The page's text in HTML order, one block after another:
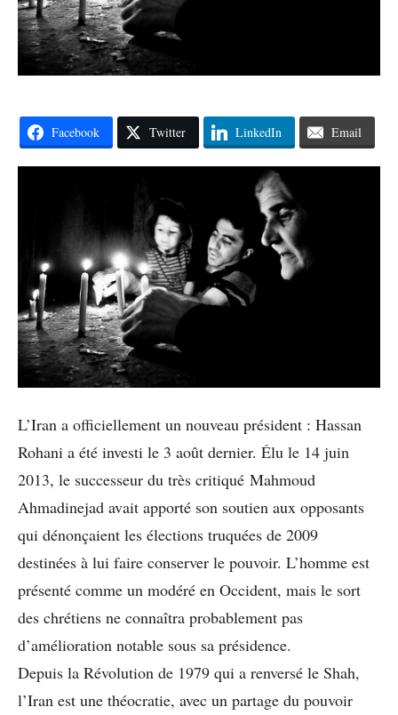
Facebook Twitter LinkedIn Email
L’Iran a officiellement un nouveau président : Hassan
Rohani a été investi le 3 août dernier. Élu le 14 juin
2013, le successeur du très critiqué Mahmoud
Ahmadinejad avait apporté son soutien aux opposants
qui dénonçaient les élections truquées de 2009
destinées à lui faire conserver le pouvoir. L’homme est
présenté comme un modéré en Occident, mais le sort
des chrétiens ne connaîtra probablement pas
d’amélioration notable sous sa présidence.
Depuis la Révolution de 1979 qui a renversé le Shah,
l’Iran est une théocratie, avec un partage du pouvoir